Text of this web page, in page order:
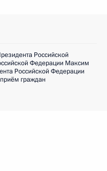
Российской
Федерации Максим
Российской Федерации
граждан